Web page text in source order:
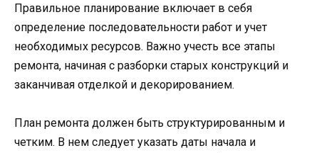
Правильное планирование включает в себя
определение последовательности работ и учет
необходимых ресурсов. Важно учесть все этапы
ремонта, начиная с разборки старых конструкций и
заканчивая отделкой и декорированием.
План ремонта должен быть структурированным и
четким. В нем следует указать даты начала и